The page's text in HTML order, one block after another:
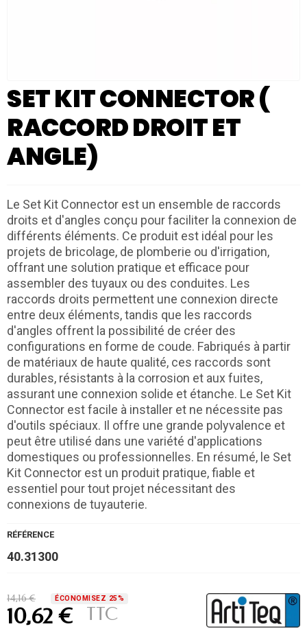
SET KIT CONNECTOR (
RACCORD DROIT ET
ANGLE)
Le Set Kit Connector est un ensemble de raccords
droits et d'angles conçu pour faciliter la connexion de
différents éléments. Ce produit est idéal pour les
projets de bricolage, de plomberie ou d'irrigation,
offrant une solution pratique et efficace pour
assembler des tuyaux ou des conduites. Les
raccords droits permettent une connexion directe
entre deux éléments, tandis que les raccords
d'angles offrent la possibilité de créer des
configurations en forme de coude. Fabriqués à partir
de matériaux de haute qualité, ces raccords sont
durables, résistants à la corrosion et aux fuites,
assurant une connexion solide et étanche. Le Set Kit
Connector est facile à installer et ne nécessite pas
d'outils spéciaux. Il offre une grande polyvalence et
peut être utilisé dans une variété d'applications
domestiques ou professionnelles. En résumé, le Set
Kit Connector est un produit pratique, fiable et
essentiel pour tout projet nécessitant des
connexions de tuyauterie.
RÉFÉRENCE
40.31300
14,16 € ÉCONOMISEZ 25%
10,62 € TTC